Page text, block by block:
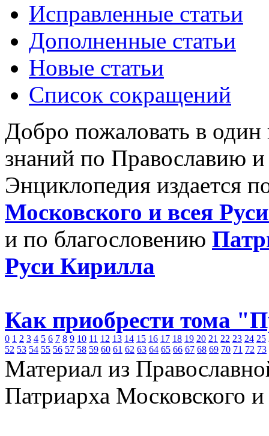
Исправленные статьи
Дополненные статьи
Новые статьи
Список сокращений
Добро пожаловать в
знаний по Православию
Энциклопедия издается
Московского и всея
и по благословению
Руси Кирилла
Как приобрести тома
0 1 2 3 4 5 6 7 8 9 10 11 12 13 14 15 16 17 18 19 20 21 22 23 24 25
52 53 54 55 56 57 58 59 60 61 62 63 64 65 66 67 68 69 70 71 72 73
Материал из
Патриарха Московского